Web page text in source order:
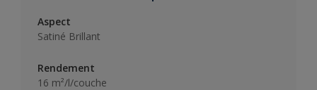
Aspect
Satiné Brillant
Rendement
16 m²/l/couche